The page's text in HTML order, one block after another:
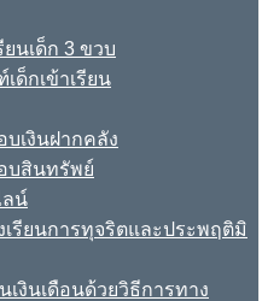
ยนเด็ก 3 ขวบ
ด็กเข้าเรียน
เงินฝากคลัง
บสินทรัพย์
น์
เรียนการทุจริตและประพฤติมิ
เงินเดือนด้วยวิธีการทาง